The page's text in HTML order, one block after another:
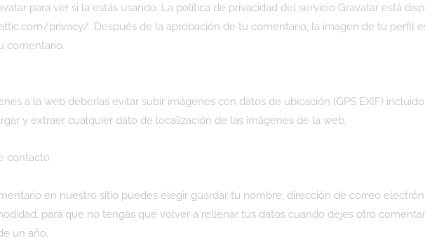
para ver si la estás usando. La política de privacidad del servicio Gravatar está
privacy/. Después de la aprobación de tu comentario, la imagen de tu perfil
comentario.
a la web deberías evitar subir imágenes con datos de ubicación (GPS EXIF)
y extraer cualquier dato de localización de las imágenes de la web.
contacto
en nuestro sitio puedes elegir guardar tu nombre, dirección de correo
para que no tengas que volver a rellenar tus datos cuando dejes otro
un año.